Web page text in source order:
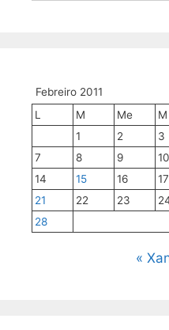
Febreiro 2011
L
M Me M
1
2 3
7
8 9 10
14
15 16 17
21
22 23
28
«